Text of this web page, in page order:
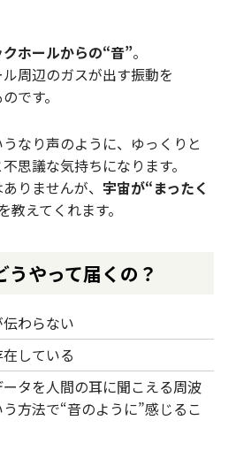
ホールからの“音”。
周辺のガスが出す振動を
です。
なり声のように、ゆっくりと
思議な気持ちになります。
りませんが、 宇宙が“まったく
教えてくれます。
やって届くの？
わらない
している
タを人間の耳に聞こえる周波
方法で“音のように”感じるこ